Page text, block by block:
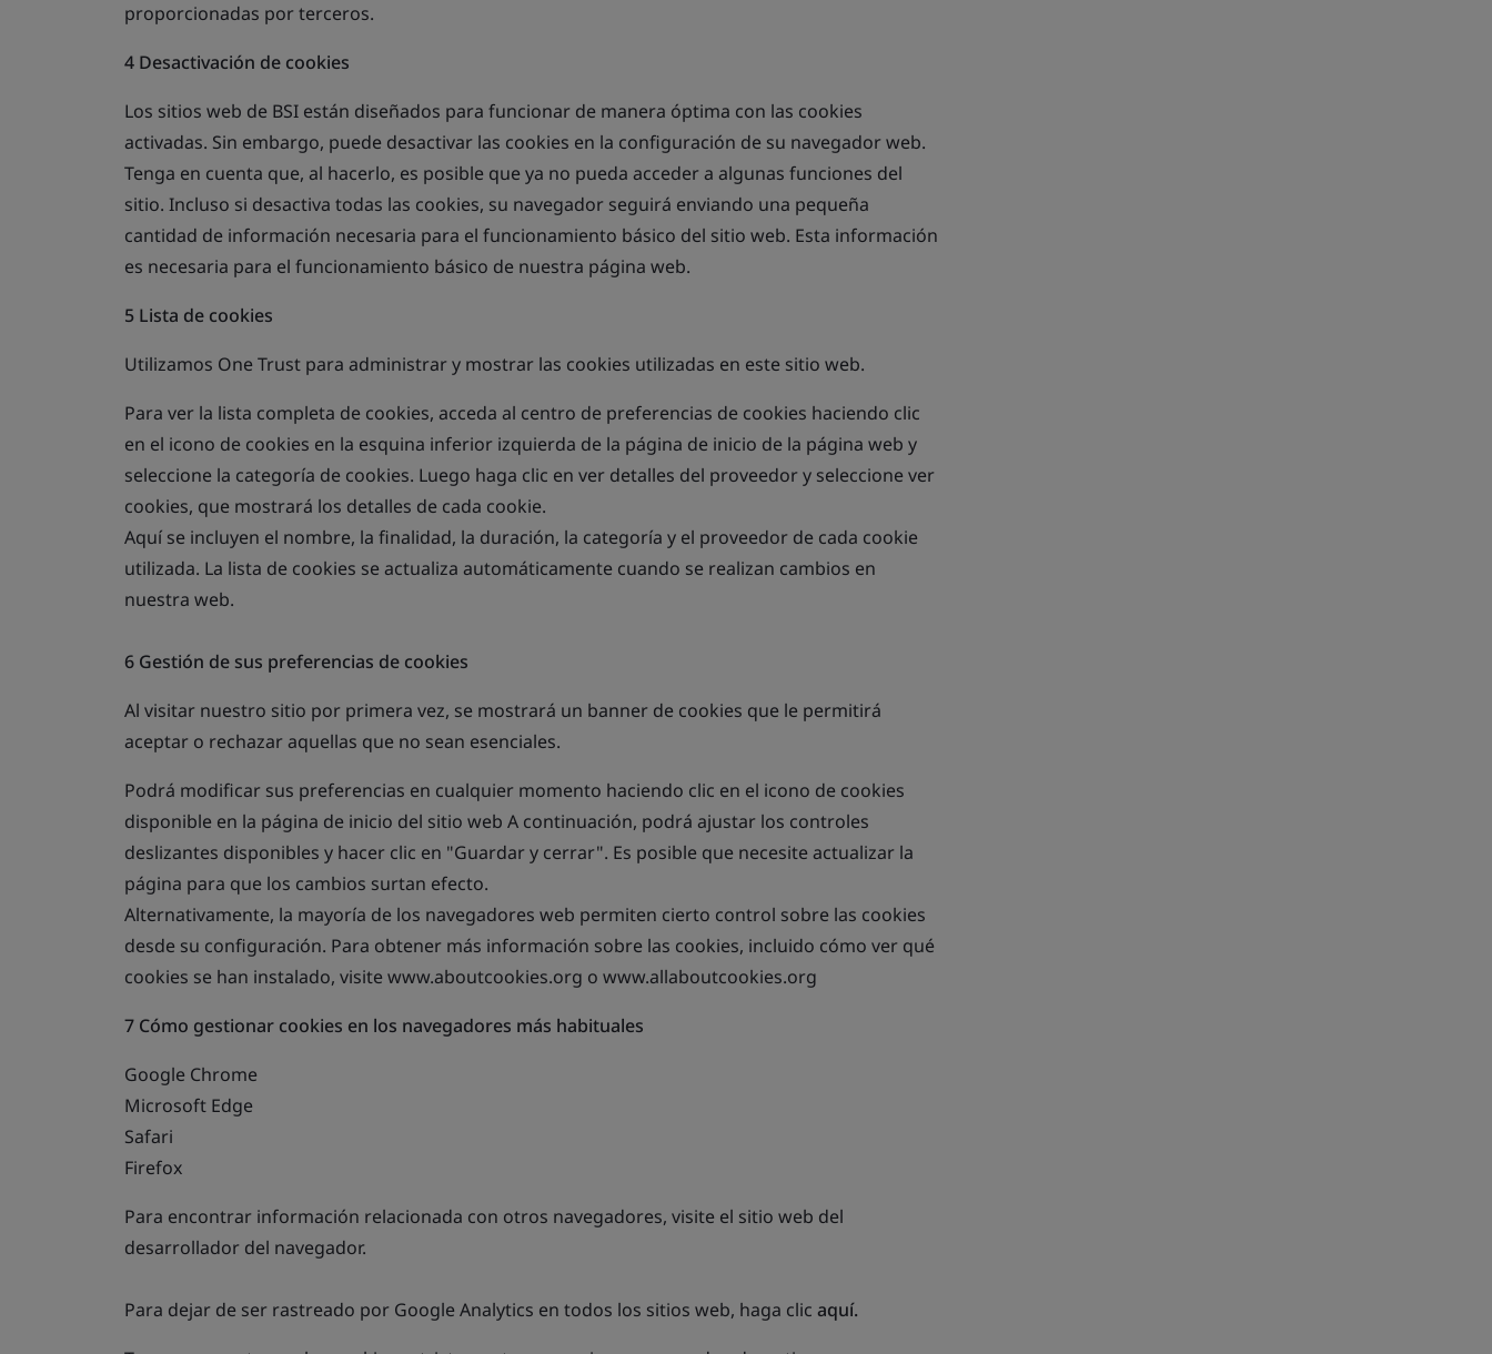
proporcionadas por terceros.
4 Desactivación de cookies
Los sitios web de BSI están diseñados para funcionar de manera óptima con las cookies
activadas. Sin embargo, puede desactivar las cookies en la configuración de su navegador web.
Tenga en cuenta que, al hacerlo, es posible que ya no pueda acceder a algunas funciones del
sitio. Incluso si desactiva todas las cookies, su navegador seguirá enviando una pequeña
cantidad de información necesaria para el funcionamiento básico del sitio web. Esta información
es necesaria para el funcionamiento básico de nuestra página web.
5 Lista de cookies
Utilizamos One Trust para administrar y mostrar las cookies utilizadas en este sitio web.
Para ver la lista completa de cookies, acceda al centro de preferencias de cookies haciendo clic
en el icono de cookies en la esquina inferior izquierda de la página de inicio de la página web y
seleccione la categoría de cookies. Luego haga clic en ver detalles del proveedor y seleccione ver
cookies, que mostrará los detalles de cada cookie.
Aquí se incluyen el nombre, la finalidad, la duración, la categoría y el proveedor de cada cookie
utilizada. La lista de cookies se actualiza automáticamente cuando se realizan cambios en
nuestra web.
6 Gestión de sus preferencias de cookies
Al visitar nuestro sitio por primera vez, se mostrará un banner de cookies que le permitirá
aceptar o rechazar aquellas que no sean esenciales.
Podrá modificar sus preferencias en cualquier momento haciendo clic en el icono de cookies
disponible en la página de inicio del sitio web A continuación, podrá ajustar los controles
deslizantes disponibles y hacer clic en "Guardar y cerrar". Es posible que necesite actualizar la
página para que los cambios surtan efecto.
Alternativamente, la mayoría de los navegadores web permiten cierto control sobre las cookies
desde su configuración. Para obtener más información sobre las cookies, incluido cómo ver qué
cookies se han instalado, visite www.aboutcookies.org o www.allaboutcookies.org
7 Cómo gestionar cookies en los navegadores más habituales
Google Chrome
Microsoft Edge
Safari
Firefox
Para encontrar información relacionada con otros navegadores, visite el sitio web del
desarrollador del navegador.
Para dejar de ser rastreado por Google Analytics en todos los sitios web, haga clic aquí.